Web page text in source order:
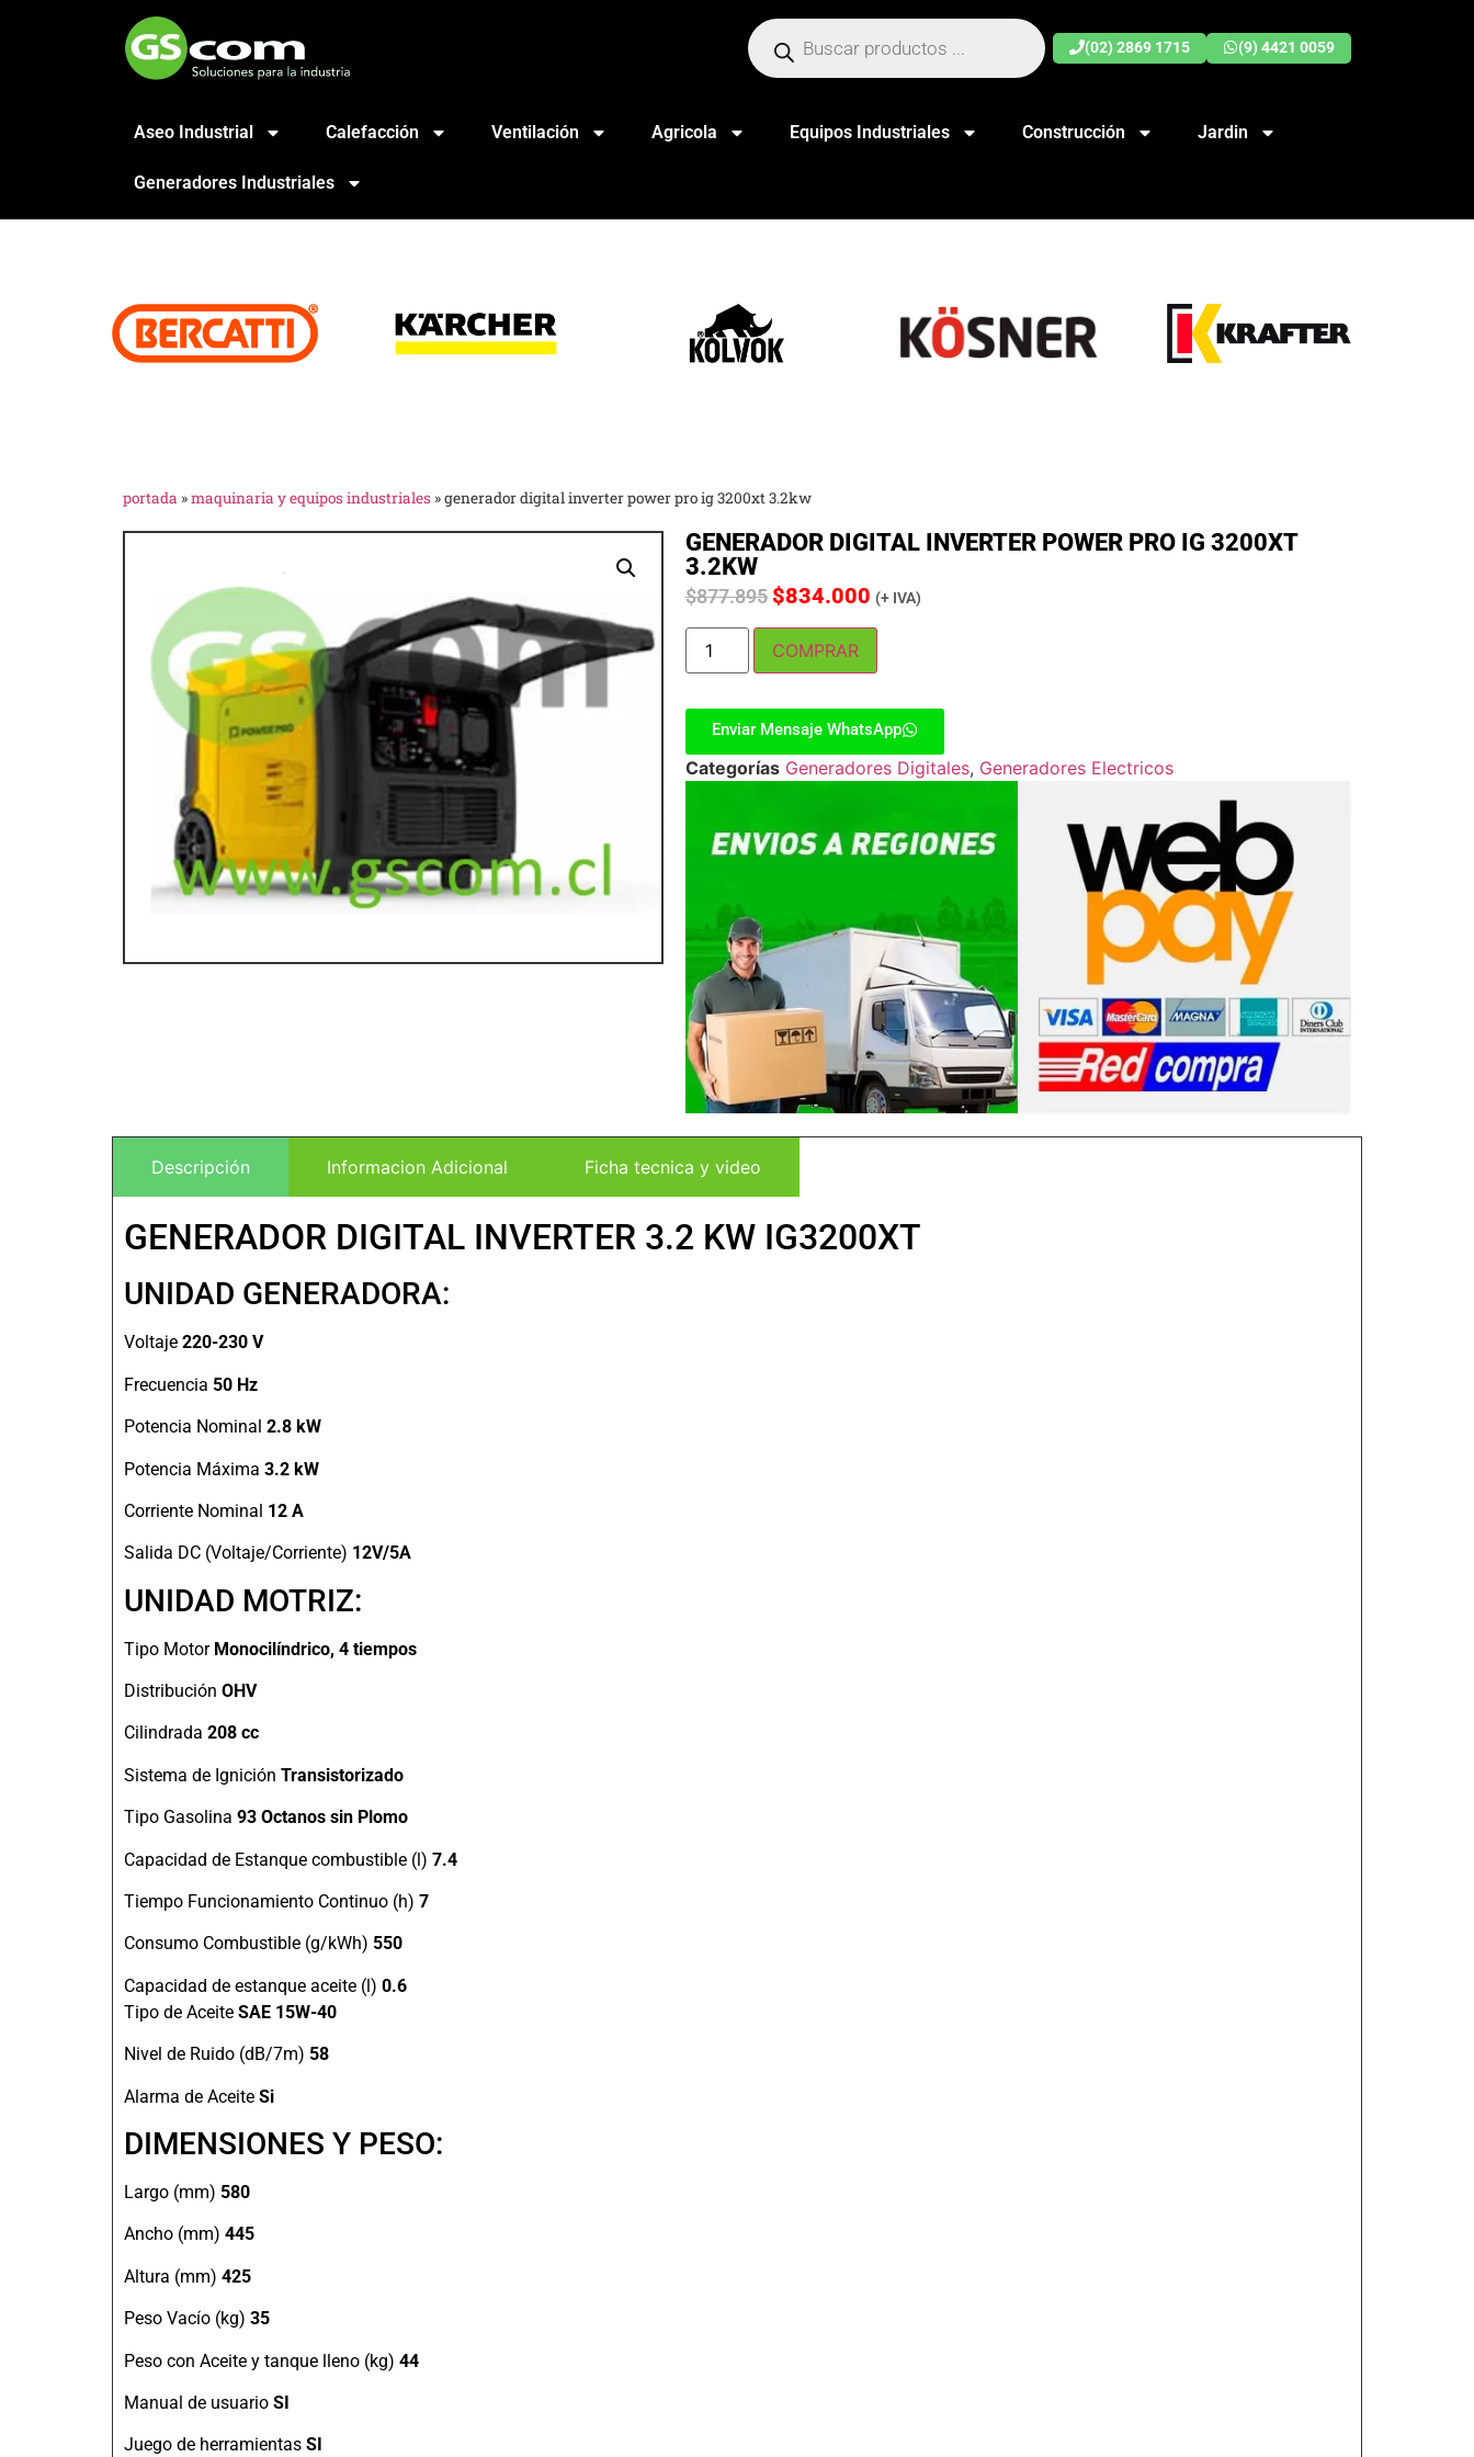
(02) 2869 1715 (9) 4421 0059
Aseo Industrial Calefacción Ventilación Agricola Equipos Industriales Construcción Jardin
Generadores Industriales
portada »maquinaria y equipos industriales »generador digital inverter power pro ig 3200xt 3.2kw
GENERADOR DIGITAL INVERTER POWER PRO IG 3200XT
3.2KW
$877.895$834.000 (+ IVA)
COMPRAR
Enviar Mensaje WhatsApp
Categorías Generadores Digitales, Generadores Electricos
Descripción Informacion Adicional Ficha tecnica y video
GENERADOR DIGITAL INVERTER 3.2 KW IG3200XT
UNIDAD GENERADORA:
Voltaje 220-230 V
Frecuencia 50 Hz
Potencia Nominal 2.8 kW
Potencia Máxima 3.2 kW
Corriente Nominal 12 A
Salida DC (Voltaje/Corriente) 12V/5A
UNIDAD MOTRIZ:
Tipo Motor Monocilíndrico, 4 tiempos
Distribución OHV
Cilindrada 208 cc
Sistema de Ignición Transistorizado
Tipo Gasolina 93 Octanos sin Plomo
Capacidad de Estanque combustible (l) 7.4
Tiempo Funcionamiento Continuo (h) 7
Consumo Combustible (g/kWh) 550
Capacidad de estanque aceite (l) 0.6
Tipo de Aceite SAE 15W-40
Nivel de Ruido (dB/7m) 58
Alarma de Aceite Si
DIMENSIONES Y PESO:
Largo (mm) 580
Ancho (mm) 445
Altura (mm) 425
Peso Vacío (kg) 35
Peso con Aceite y tanque lleno (kg) 44
Manual de usuario SI
Juego de herramientas SI